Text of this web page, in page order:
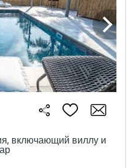
включающий виллу и